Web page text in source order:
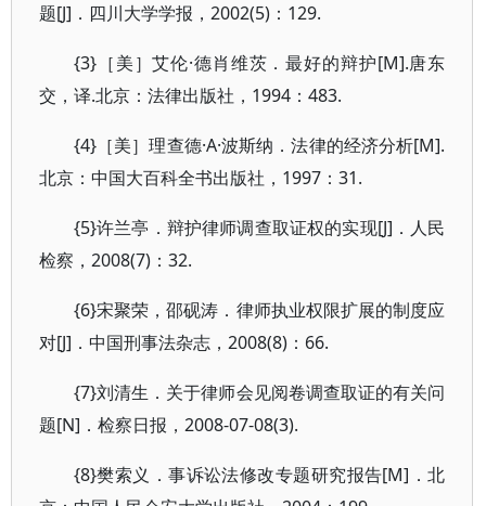
题[J]．四川大学学报，2002(5)：129.
{3}［美］艾伦·德肖维茨．最好的辩护[M].唐东
交，译.北京：法律出版社，1994：483.
{4}［美］理查德·A·波斯纳．法律的经济分析[M].
北京：中国大百科全书出版社，1997：31.
{5}许兰亭．辩护律师调查取证权的实现[J]．人民
检察，2008(7)：32.
{6}宋聚荣，邵砚涛．律师执业权限扩展的制度应
对[J]．中国刑事法杂志，2008(8)：66.
{7}刘清生．关于律师会见阅卷调查取证的有关问
题[N]．检察日报，2008-07-08(3).
{8}樊索义．事诉讼法修改专题研究报告[M]．北